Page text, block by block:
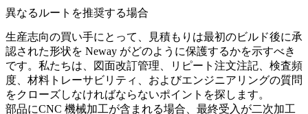
異なるルートを推奨する場合
生産志向の買い手にとって、見積もりは最初のビルド後に承
認された形状を Neway がどのように保護するかを示すべき
です。私たちは、図面改訂管理、リピート注文注記、検査頻
度、材料トレーサビリティ、およびエンジニアリングの質問
をクローズしなければならないポイントを探します。
部品にCNC 機械加工が含まれる場合、最終受入が二次加工